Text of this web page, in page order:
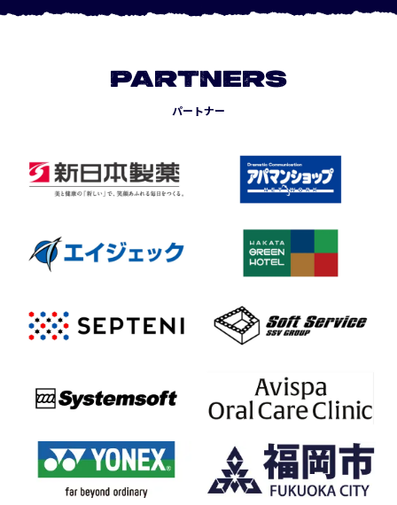
PARTNERS
パートナー